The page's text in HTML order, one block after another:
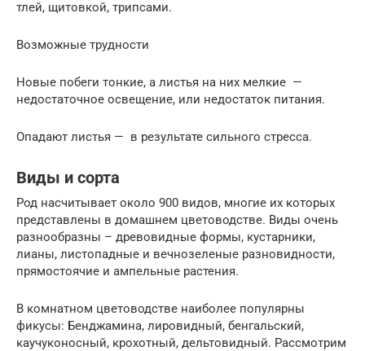
тлей, щитовкой, трипсами.
Возможные трудности
Новые побеги тонкие, а листья на них мелкие —
недостаточное освещение, или недостаток питания.
Опадают листья — в результате сильного стресса.
Виды и сорта
Род насчитывает около 900 видов, многие их которых
представлены в домашнем цветоводстве. Виды очень
разнообразны – древовидные формы, кустарники,
лианы, листопадные и вечнозеленые разновидности,
прямостоячие и ампельные растения.
В комнатном цветоводстве наиболее популярны
фикусы: Бенджамина, лировидный, бенгальский,
каучуконосный, крохотный, дельтовидный. Рассмотрим